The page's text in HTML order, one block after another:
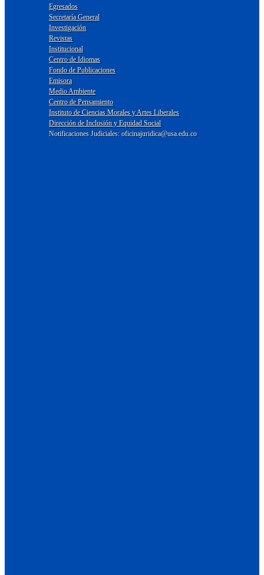
Egresados
Secretaría General
Investigación
Revistas
Institucional
Centro de Idiomas
Fondo de Publicaciones
Emisora
Medio Ambiente
Centro de Pensamiento
Instituto de Ciencias Morales y Artes Liberales
Dirección de Inclusión y Equidad Social
Notificaciones Judiciales: oficinajuridica@usa.edu.co